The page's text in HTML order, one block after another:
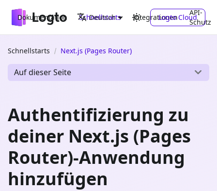
Dokumentation Schnellstarts Integrationen
API-
Schutz
Deutsch Logto Cloud
Schnellstarts Next.js (Pages Router)
Auf dieser Seite
Authentifizierung zu
deiner Next.js (Pages
Router)-Anwendung
hinzufügen